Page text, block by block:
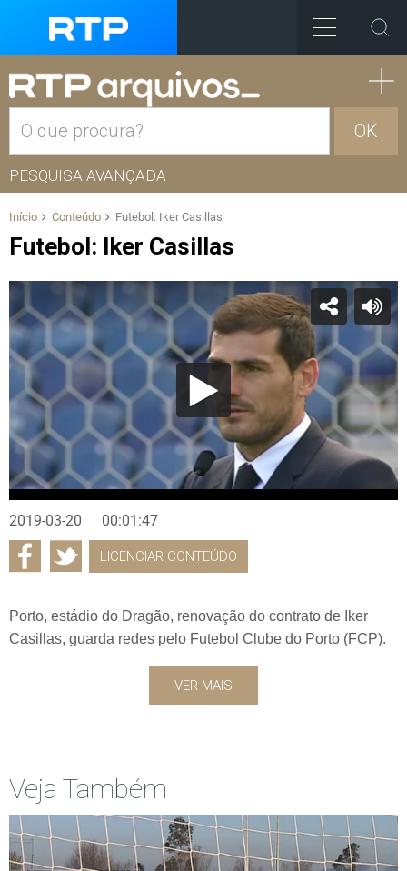
OK
PESQUISA AVANÇADA
Início Conteúdo Futebol: Iker Casillas
Futebol: Iker Casillas
2019-03-20 00:01:47
LICENCIAR CONTEÚDO
Porto, estádio do Dragão, renovação do contrato de Iker
Casillas, guarda redes pelo Futebol Clube do Porto (FCP).
VER MAIS
Veja Também